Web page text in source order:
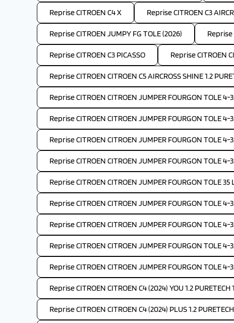
Reprise CITROEN C4 X Reprise CITROEN C3
Reprise CITROEN JUMPY FG TOLE (2026) Reprise
Reprise CITROEN C3 PICASSO Reprise CITROEN
Reprise CITROEN CITROEN C5 AIRCROSS SHINE 1.2
Reprise CITROEN CITROEN JUMPER FOURGON TOLE 4-
Reprise CITROEN CITROEN JUMPER FOURGON TOLE 4-
Reprise CITROEN CITROEN JUMPER FOURGON TOLE 4-
Reprise CITROEN CITROEN JUMPER FOURGON TOLE 4-
Reprise CITROEN CITROEN JUMPER FOURGON TOLE
Reprise CITROEN CITROEN JUMPER FOURGON TOLE 4-
Reprise CITROEN CITROEN JUMPER FOURGON TOLE 4-
Reprise CITROEN CITROEN JUMPER FOURGON TOLE 4-
Reprise CITROEN CITROEN JUMPER FOURGON TOLE 4-
Reprise CITROEN CITROEN C4 (2024) YOU 1.2 PURETECH
Reprise CITROEN CITROEN C4 (2024) PLUS 1.2